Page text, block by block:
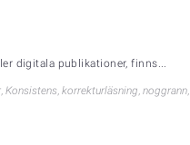
digitala publikationer, finns...
, Konsistens, korrekturläsning, noggrann,